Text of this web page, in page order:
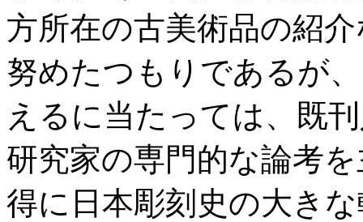
方所在の古美術品の紹
努めたつもりであるが
えるに当たっては、既
研究家の専門的な論考
得に日本彫刻史の大き